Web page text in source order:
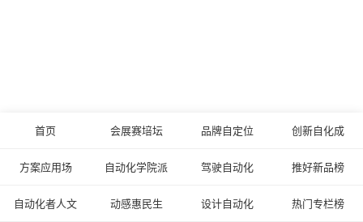
首页 会展赛培坛 品牌自定位 创新自化成
方案应用场 自动化学院派 驾驶自动化 推好新品榜
自动化者人文 动感惠民生 设计自动化 热门专栏榜